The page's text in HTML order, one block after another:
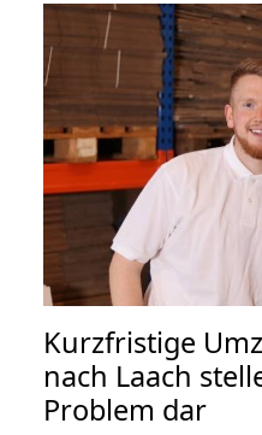
Kurzfristige
nach Laach
Problem dar